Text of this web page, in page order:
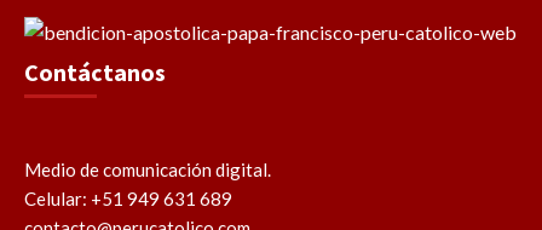
Contáctanos
Medio de comunicación digital.
Celular: +51 949 631 689